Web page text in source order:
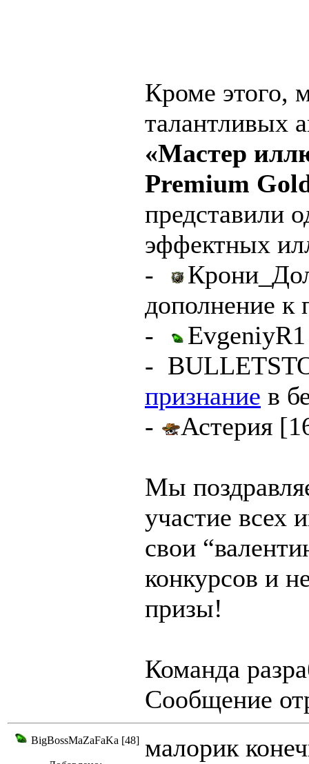
Кроме этого,
талантливых
«Мастер
Premium
представили
эффектных
-
дополнение к
-
-
признание в
-
Астерия
Мы
участие всех
свои
конкурсов и
призы!
Команда
Сообщение
BigBossMaZaFaKa [48] малорик